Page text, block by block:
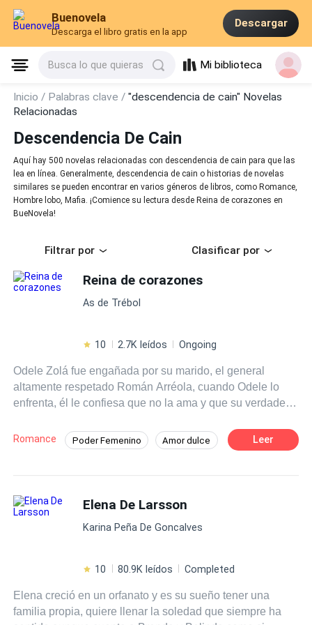
Buenovela
Descarga el libro gratis en la app
Descargar
Busca lo que quieras Mi biblioteca
Inicio / Palabras clave /"descendencia de cain" Novelas
Relacionadas
Descendencia De Cain
Aquí hay 500 novelas relacionadas con descendencia de cain para que las
lea en línea. Generalmente, descendencia de cain o historias de novelas
similares se pueden encontrar en varios géneros de libros, como Romance,
Hombre lobo, Mafia. ¡Comience su lectura desde Reina de corazones en
BueNovela!
Filtrar por Clasificar por
Reina de corazones
As de Trébol
10 2.7K leídos Ongoing
Odele Zolá fue engañada por su marido, el general
altamente respetado Román Arréola, cuando Odele lo
enfrenta, él le confiesa que no la ama y que su verdadero
discusión, son atacados por miembros de la organización
criminal "La Baraja". Impotente, ve cómo Román salva a
morirá y a Odele se le rompe el corazón una vez más.
Más tarde, Odele despierta en un basurero en otro país,
no sabe cómo llegó a ahí, pero está viva y parece que
idioma de ese lugar, Odele se hace una promesa: Volverá
Romance Poder Femenino Amor dulce
Desafío a las Expectativas
Leer
Elena De Larsson
Karina Peña De Goncalves
10 80.9K leídos Completed
Elena creció en un orfanato y es su sueño tener una
familia propia, quiere llenar la soledad que siempre ha